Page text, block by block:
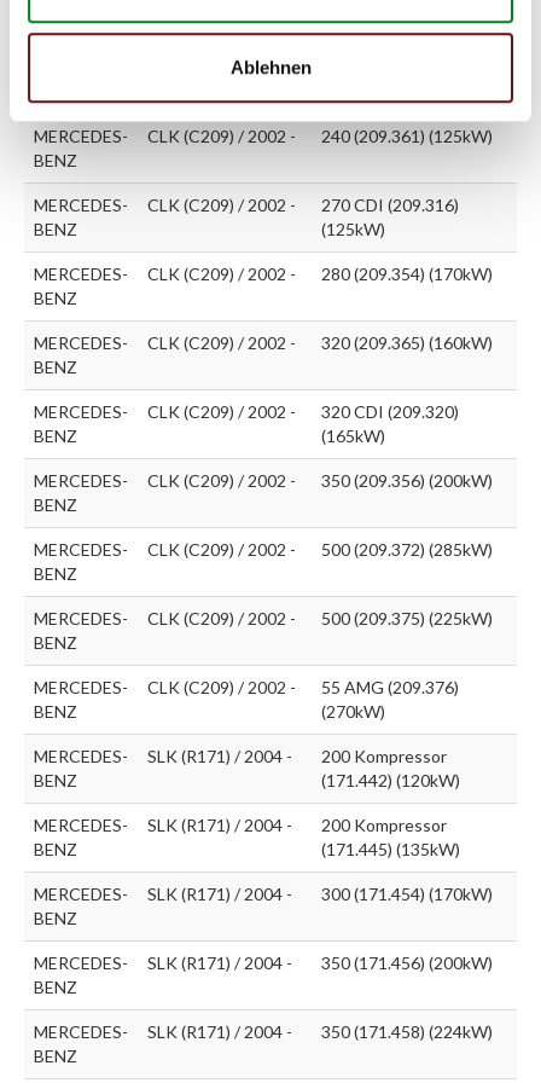
Ablehnen
BENZ
(209.342) (120kW)
CLK (C209) / 2002 -
MERCEDES-
BENZ
CLK (C209) / 2002 - 240 (209.361) (125kW)
MERCEDES-
BENZ
CLK (C209) / 2002 -
270 CDI (209.316)
(125kW)
MERCEDES-
BENZ
CLK (C209) / 2002 - 280 (209.354) (170kW)
MERCEDES-
BENZ
CLK (C209) / 2002 - 320 (209.365) (160kW)
MERCEDES-
BENZ
CLK (C209) / 2002 -
320 CDI (209.320)
(165kW)
MERCEDES-
BENZ
CLK (C209) / 2002 - 350 (209.356) (200kW)
MERCEDES-
BENZ
CLK (C209) / 2002 - 500 (209.372) (285kW)
MERCEDES-
BENZ
CLK (C209) / 2002 - 500 (209.375) (225kW)
MERCEDES-
BENZ
CLK (C209) / 2002 -
55 AMG (209.376)
(270kW)
MERCEDES-
BENZ
SLK (R171) / 2004 -
200 Kompressor
(171.442) (120kW)
MERCEDES-
BENZ
SLK (R171) / 2004 -
200 Kompressor
(171.445) (135kW)
MERCEDES-
BENZ
SLK (R171) / 2004 - 300 (171.454) (170kW)
MERCEDES-
BENZ
SLK (R171) / 2004 - 350 (171.456) (200kW)
MERCEDES-
BENZ
SLK (R171) / 2004 - 350 (171.458) (224kW)